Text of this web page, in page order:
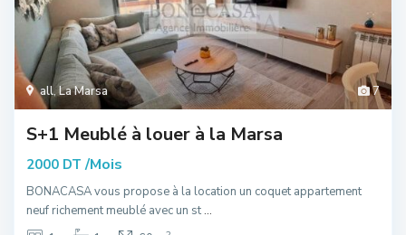
7
all,La Marsa
S+1 Meublé à louer à la Marsa
2000 DT /Mois
BONACASA vous propose à la location un coquet appartement
neuf richement meublé avec un st...